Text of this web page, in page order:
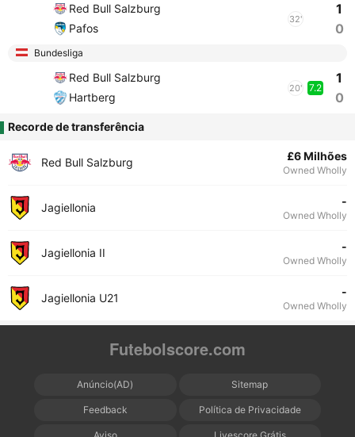
Red Bull Salzburg
Pafos
32'
1
0
Bundesliga
Red Bull Salzburg
Hartberg
20' 7.2
1
0
Recorde de transferência
Red Bull Salzburg £6 Milhões
Owned Wholly
Jagiellonia -
Owned Wholly
Jagiellonia II -
Owned Wholly
Jagiellonia U21 -
Owned Wholly
Futebolscore.com
Anúncio(AD) Sitemap
Feedback Política de Privacidade